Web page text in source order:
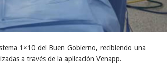
1×10 del Buen Gobierno, recibiendo una
a través de la aplicación Venapp.